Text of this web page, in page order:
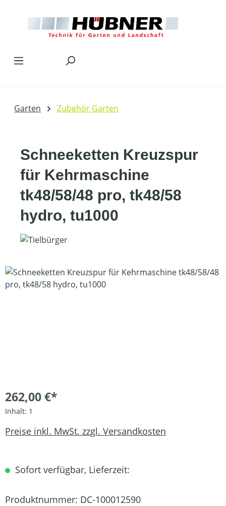
Garten Zubehör Garten
Schneeketten Kreuzspur
für Kehrmaschine
tk48/58/48 pro, tk48/58
hydro, tu1000
Bildergalerie überspringen
262,00 €*
Inhalt: 1
Preise inkl. MwSt. zzgl. Versandkosten
Sofort verfügbar, Lieferzeit:
Produktnummer: DC-100012590